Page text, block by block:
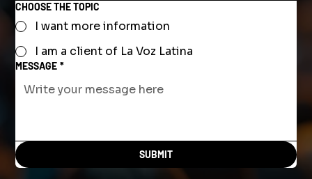
CHOOSE THE TOPIC
I want more information
I am a client of La Voz Latina
MESSAGE *
SUBMIT